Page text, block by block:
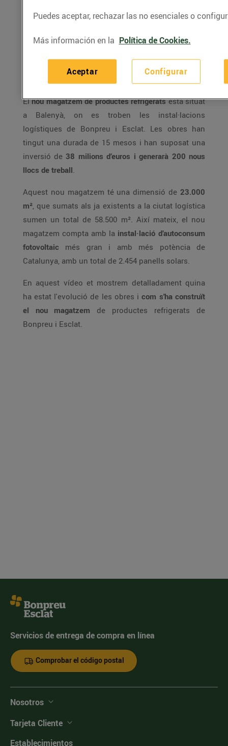
nou magatzem de
productes refrigerats de
29/marzo/2017
Elnou magatzem de productes refrigeratsestà situat
a Balenyà, on es troben les instal·lacions
logístiques de Bonpreu i Esclat. Les obres han
tingut una durada de 15 mesos i han suposat una
inversió de 38 milions d’euros i generarà 200 nous
llocs de treball.
Aquest nou magatzem té una dimensió de 23.000
m², que sumats als ja existents a la ciutat logística
sumen un total de 58.500 m². Així mateix, el nou
magatzem compta amb la instal·lació d’autoconsum
fotovoltaic més gran i amb més potència de
Catalunya, amb un total de 2.454 panells solars.
En aquest vídeo et mostrem detalladament quina
ha estat l'evolució de les obres i com s'ha construït
el nou magatzem de productes refrigerats de
Bonpreu i Esclat.
Servicios de entrega de compra en línea
Comprobar el código postal
Nosotros
Tarjeta Cliente
Establecimientos
Puedes aceptar, rechazar las no esenciales o
Más información en la Política de Cookies.
Configurar
Aceptar